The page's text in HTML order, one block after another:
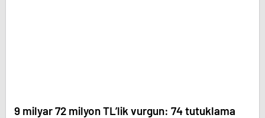
9 milyar 72 milyon TL’lik vurgun: 74 tutuklama